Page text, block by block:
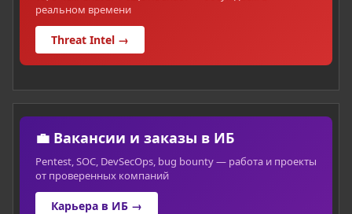
реальном времени
Threat Intel →
💼 Вакансии и заказы в ИБ
Pentest, SOC, DevSecOps, bug bounty — работа и проекты
от проверенных компаний
Карьера в ИБ →